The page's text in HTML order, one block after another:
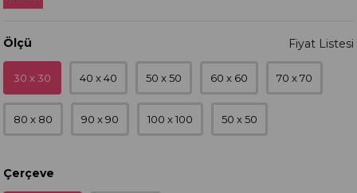
Ölçü
30 x 30 40 x 40 50 x 50 60 x 60 70 x 70
80 x 80 90 x 90 100 x 100 50 x 50
Çerçeve